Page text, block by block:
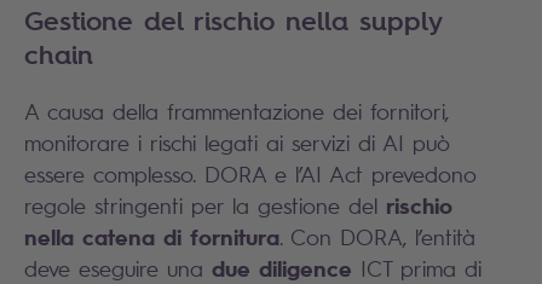
Gestione del rischio nella supply
chain
A causa della frammentazione dei fornitori,
monitorare i rischi legati ai servizi di AI può
essere complesso. DORA e l’AI Act prevedono
regole stringenti per la gestione del rischio
nella catena di fornitura. Con DORA, l’entità
deve eseguire una due diligence ICT prima di